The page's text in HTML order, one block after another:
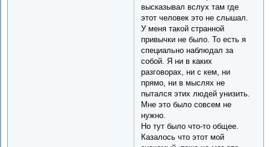
высказывал вслух там где
этот человек это не слышал.
У меня такой странной
привычки не было. То есть я
специально наблюдал за
собой. Я ни в каких
разговорах, ни с кем, ни
прямо, ни в мыслях не
пытался этих людей унизить.
Мне это было совсем не
нужно.
Но тут было что-то общее.
Казалось что этот мой